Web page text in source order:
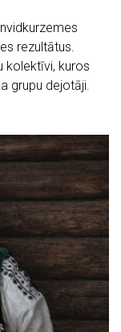
rezultātus.
kolektīvi, kuros
grupu dejotāji.